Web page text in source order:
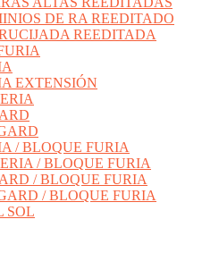
DE RA REEDITADO
REEDITADA
EXTENSIÓN
/ BLOQUE FURIA
/ BLOQUE FURIA
/ BLOQUE FURIA
/ BLOQUE FURIA
SOL